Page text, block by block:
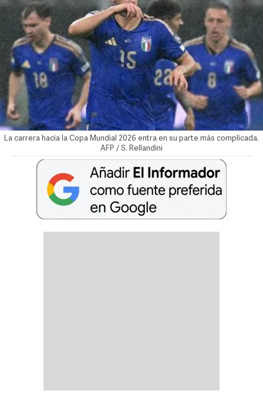
La carrera hacia la Copa Mundial 2026 entra en su parte más complicada.
AFP / S. Rellandini